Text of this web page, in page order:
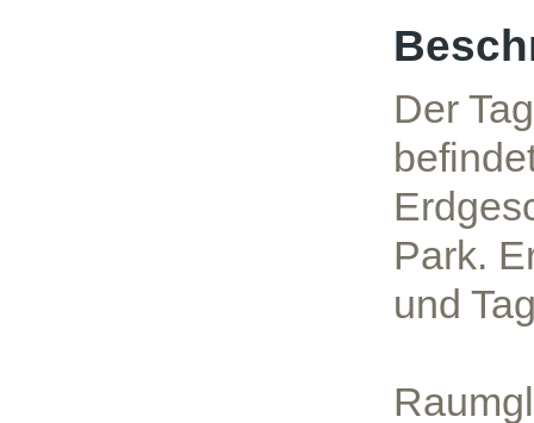
Der
Park.
und